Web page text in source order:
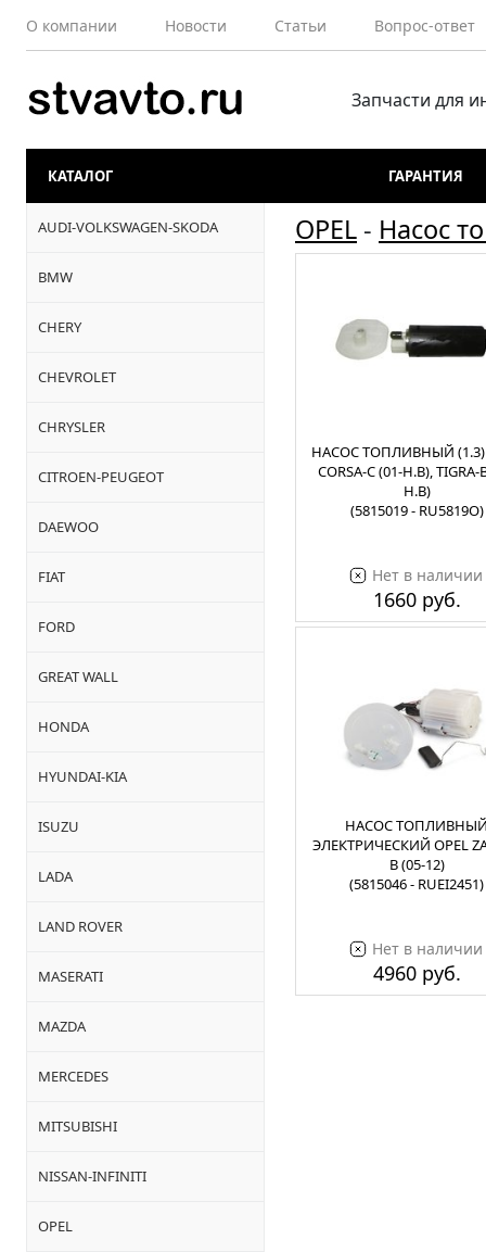
О компании Новости Статьи Вопрос-ответ
Запчасти для
КАТАЛОГ ГАРАНТИЯ
AUDI-VOLKSWAGEN-SKODA
BMW
CHERY
CHEVROLET
CHRYSLER
CITROEN-PEUGEOT
DAEWOO
FIAT
FORD
GREAT WALL
HONDA
HYUNDAI-KIA
ISUZU
LADA
LAND ROVER
MASERATI
MAZDA
MERCEDES
MITSUBISHI
NISSAN-INFINITI
OPEL
OPEL - Насос
НАСОС ТОПЛИВНЫЙ (1.3)
CORSA-C (01-Н.В), TIGRA-
Н.В)
(5815019 - RU5819O)
Нет в наличии
1660 руб.
НАСОС
ЭЛЕКТРИЧЕСКИЙ OPEL
B (05-12)
(5815046 - RUEI2451)
Нет в наличии
4960 руб.